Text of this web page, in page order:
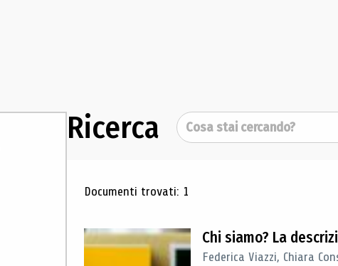
Ricerca Cerca
Risultati di ricerca
Documenti trovati: 1
Chi siamo? La
Federica Viazzi, Chiara